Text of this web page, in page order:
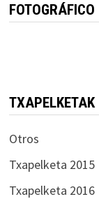
FOTOGRÁFICO
TXAPELKETAK
Otros
Txapelketa 2015
Txapelketa 2016